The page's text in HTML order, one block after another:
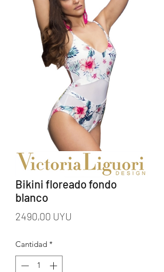
Bikini floreado fondo
blanco
2490,00 UYU
Cantidad *